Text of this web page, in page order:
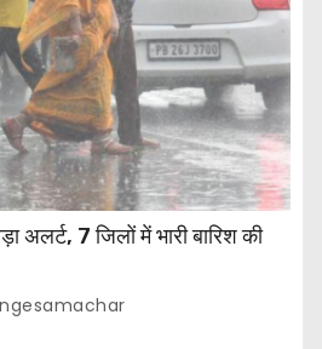
अलर्ट, 7 जिलों में भारी बारिश की